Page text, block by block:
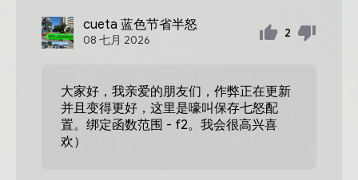
cueta 蓝色节省半怒
08 七月 2026
2
大家好，我亲爱的朋友们，作弊正在更新
并且变得更好，这里是嚎叫保存七怒配
置。绑定函数范围 - f2。我会很高兴喜
欢）